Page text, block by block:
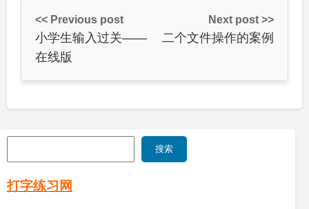
<< Previous post
小学生输入过关——
在线版
Next post >>
二个文件操作的案例
索
搜索
打字练习网